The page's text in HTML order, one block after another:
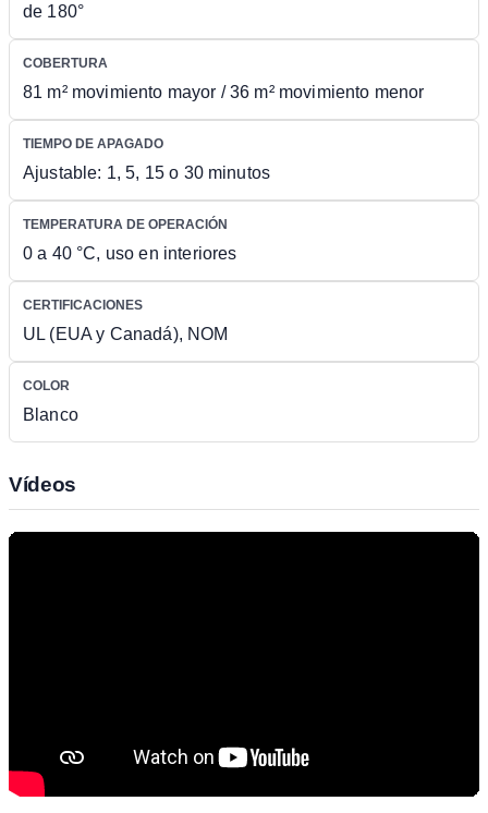
de 180°
COBERTURA
81 m² movimiento mayor / 36 m² movimiento menor
TIEMPO DE APAGADO
Ajustable: 1, 5, 15 o 30 minutos
TEMPERATURA DE OPERACIÓN
0 a 40 °C, uso en interiores
CERTIFICACIONES
UL (EUA y Canadá), NOM
COLOR
Blanco
Vídeos